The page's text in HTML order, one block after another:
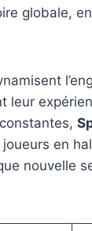
globale,
leur
en
nouvelle